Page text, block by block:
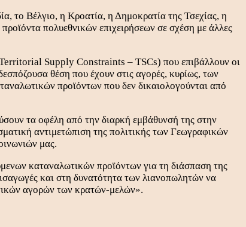
το Βέλγιο, η Κροατία, η Δημοκρατία της Τσεχίας, η
πολυεθνικών επιχειρήσεων σε σχέση με άλλες
Supply Constraints – TSCs) που επιβάλλουν οι
θέση που έχουν στις αγορές, κυρίως, των
προϊόντων που δεν δικαιολογούνται από
τα οφέλη από την διαρκή εμβάθυνσή της στην
αντιμετώπιση της πολιτικής των Γεωγραφικών
μας.
καταναλωτικών προϊόντων για τη διάσπαση της
και στη δυνατότητα των λιανοπωλητών να
αγορών των κρατών-μελών».